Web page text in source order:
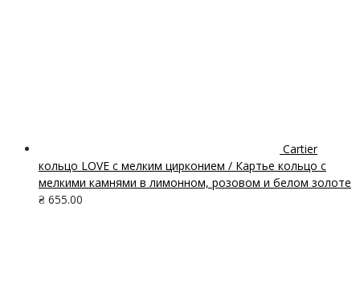
Cartier
кольцо LOVE с мелким цирконием / Картье кольцо с
мелкими камнями в лимонном, розовом и белом золоте
₴ 655.00